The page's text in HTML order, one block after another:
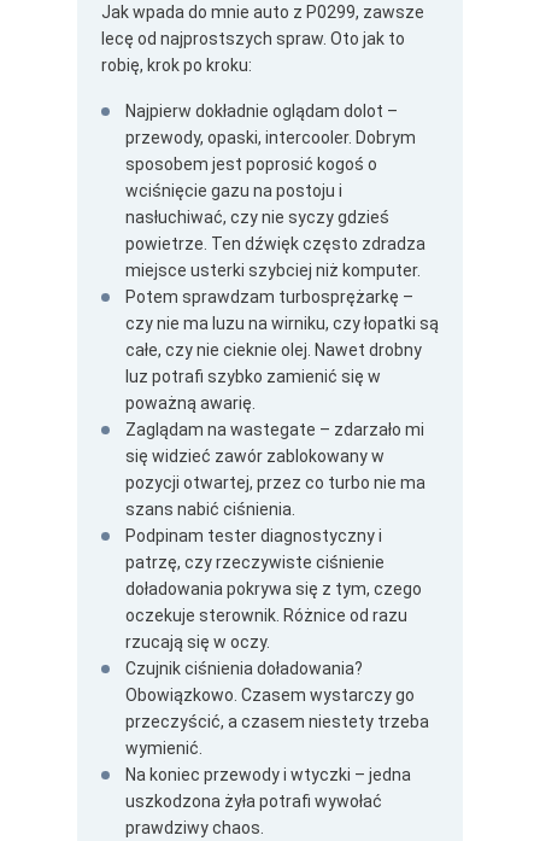
Jak wpada do mnie auto z P0299, zawsze
lecę od najprostszych spraw. Oto jak to
robię, krok po kroku:
Najpierw dokładnie oglądam dolot –
przewody, opaski, intercooler. Dobrym
sposobem jest poprosić kogoś o
wciśnięcie gazu na postoju i
nasłuchiwać, czy nie syczy gdzieś
powietrze. Ten dźwięk często zdradza
miejsce usterki szybciej niż komputer.
Potem sprawdzam turbosprężarkę –
czy nie ma luzu na wirniku, czy łopatki są
całe, czy nie cieknie olej. Nawet drobny
luz potrafi szybko zamienić się w
poważną awarię.
Zaglądam na wastegate – zdarzało mi
się widzieć zawór zablokowany w
pozycji otwartej, przez co turbo nie ma
szans nabić ciśnienia.
Podpinam tester diagnostyczny i
patrzę, czy rzeczywiste ciśnienie
doładowania pokrywa się z tym, czego
oczekuje sterownik. Różnice od razu
rzucają się w oczy.
Czujnik ciśnienia doładowania?
Obowiązkowo. Czasem wystarczy go
przeczyścić, a czasem niestety trzeba
wymienić.
Na koniec przewody i wtyczki – jedna
uszkodzona żyła potrafi wywołać
prawdziwy chaos.